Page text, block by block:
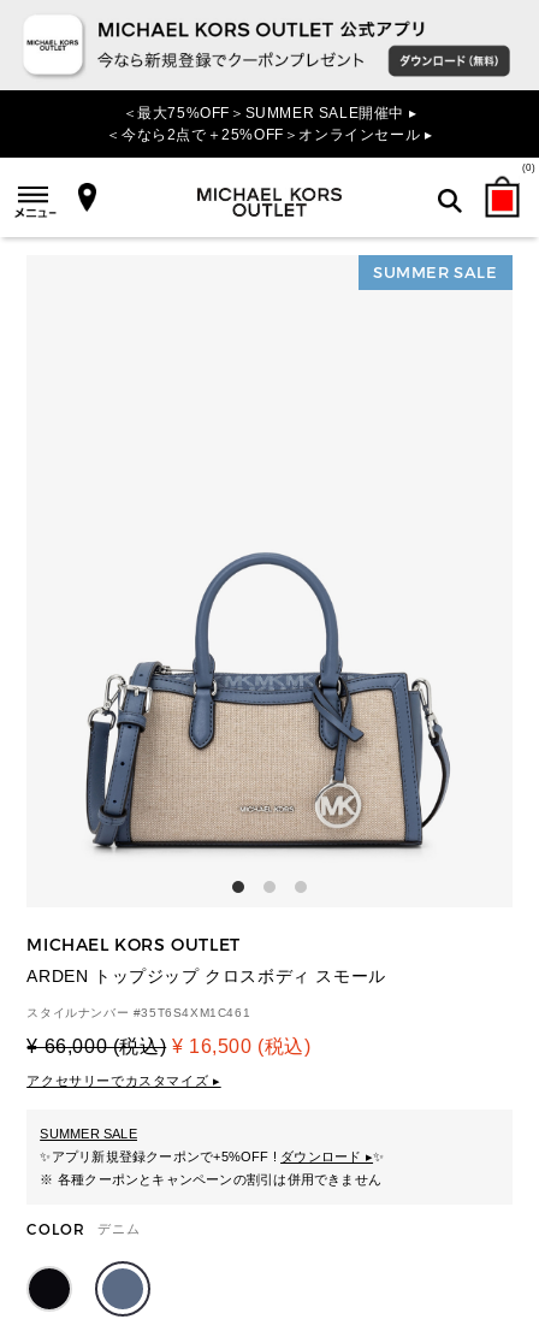
＜最大75%OFF＞SUMMER SALE開催中 ▸
＜今なら2点で＋25%OFF＞オンラインセール ▸
(0)
検索
SUMMER SALE
MICHAEL KORS OUTLET
ARDEN トップジップ クロスボディ スモール
スタイルナンバー #35T6S4XM1C461
¥ 66,000 (税込) ¥ 16,500 (税込)
アクセサリーでカスタマイズ ▸
SUMMER SALE
✨アプリ新規登録クーポンで+5%OFF ! ダウンロード ▸✨
※ 各種クーポンとキャンペーンの割引は併用できません
COLOR デニム